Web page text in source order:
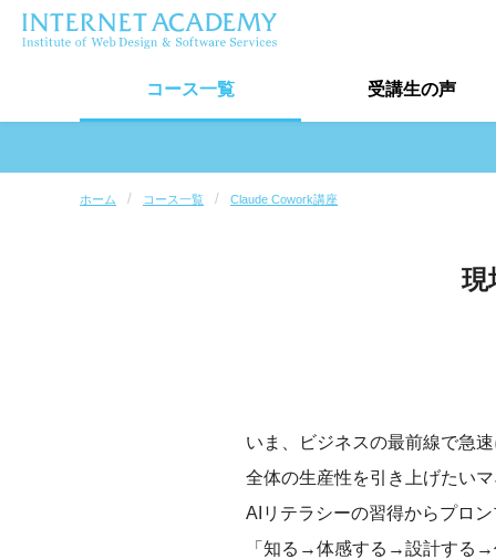
コース一覧 受講生の声
受講生の声トップ
受講生インタビュー
ホーム コース一覧 Claude Cowork講座
現
いま、ビジネスの最前線で急
全体の生産性を引き上げたい
AIリテラシーの習得からプロ
「知る→体感する→設計する→